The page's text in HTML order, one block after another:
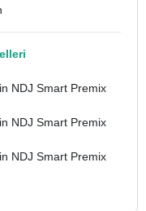
NDJ Smart Premix
NDJ Smart Premix
NDJ Smart Premix